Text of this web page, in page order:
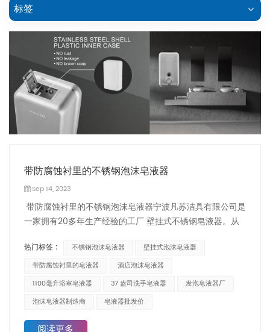
标签
带防腐蚀衬里的不锈钢泡沫皂液器
Sep 14, 2023
带防腐蚀衬里的不锈钢泡沫皂液器宁波凡苏洁具有限公司是
一家拥有20多年生产经验的工厂 壁挂式不锈钢皂液器。从
不能满足市场需求。皂液器内的肥皂可能会腐蚀不锈钢本
体，肥皂会变成棕色。所以Vannsoo推出了不锈钢系列 带
防腐蚀衬里的皂液器 里面，例如ZSH3、ZSH4、ZSH12、
工厂生产的传统不锈钢皂液器。 主要优点：无泄漏：皂液器
内的塑料容器具有双重保护，确保长期使用不会泄漏。没有
热门标签 : 不锈钢泡沫皂液器
壁挂式泡沫皂液器
带防腐蚀衬里的皂液器
酒店泡沫皂液器
1100毫升浴室皂液器
37 盎司洗手皂液器
发泡皂液器厂
泡沫皂液器制造商
皂液器批发价